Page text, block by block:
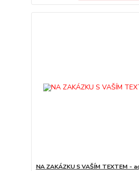
NA ZAKÁZKU S VAŠÍM TEXTEM -